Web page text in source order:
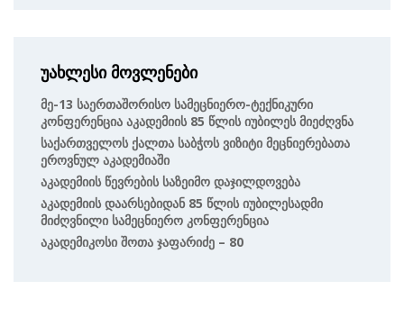
უახლესი მოვლენები
Მე-13 Საერთაშორისო Სამეცნიერო-Ტექნიკური
Კონფერენცია Აკადემიის 85 Წლის Იუბილეს Მიეძღვნა
Საქართველოს Ქალთა Საბჭოს Ვიზიტი Მეცნიერებათა
Ეროვნულ Აკადემიაში
Აკადემიის Წევრების Საზეიმო Დაჯილდოვება
Აკადემიის Დაარსებიდან 85 Წლის Იუბილესადმი
Მიძღვნილი Სამეცნიერო Კონფერენცია
Აკადემიკოსი Შოთა Ჯაფარიძე – 80